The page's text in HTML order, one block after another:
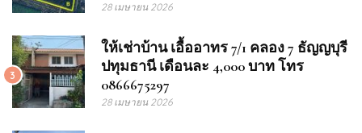
28 เมษายน 2026
3
ให้เช่าบ้าน เอื้ออาทร 7/1 คลอง 7 ธัญญบุรี
ปทุมธานี เดือนละ 4,000 บาท โทร
0866675297
28 เมษายน 2026